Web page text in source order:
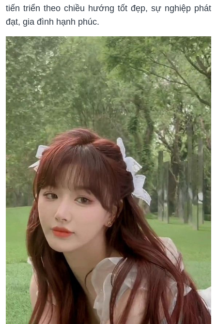
tiến triển theo chiều hướng tốt đẹp, sự nghiệp phát
đạt, gia đình hạnh phúc.